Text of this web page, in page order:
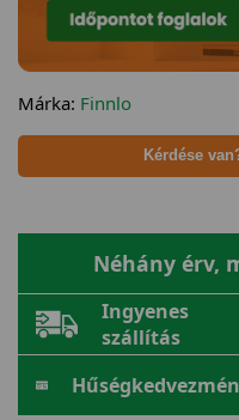
Márka: Finnlo
Kérdése
Néhány érv,
Ingyenes
szállítás